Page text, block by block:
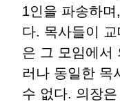
1인을 파송하
다. 목사들이
은 그 모임에서
러나 동일한 목
수 없다. 의장